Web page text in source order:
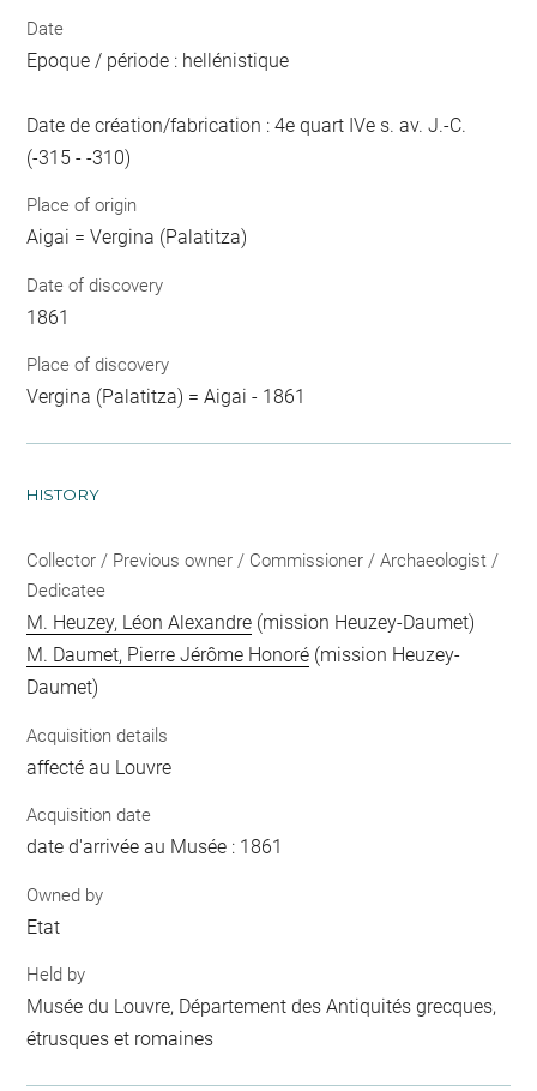
Date
Epoque / période : hellénistique
Date de création/fabrication : 4e quart IVe s. av. J.-C.
(-315 - -310)
Place of origin
Aigai = Vergina (Palatitza)
Date of discovery
1861
Place of discovery
Vergina (Palatitza) = Aigai - 1861
HISTORY
Collector / Previous owner / Commissioner / Archaeologist /
Dedicatee
M. Heuzey, Léon Alexandre (mission Heuzey-Daumet)
M. Daumet, Pierre Jérôme Honoré (mission Heuzey-
Daumet)
Acquisition details
affecté au Louvre
Acquisition date
date d'arrivée au Musée : 1861
Owned by
Etat
Held by
Musée du Louvre, Département des Antiquités grecques,
étrusques et romaines